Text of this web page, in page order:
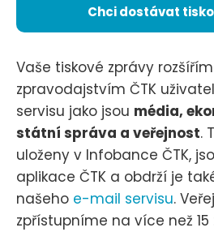
Chci dostávat
Vaše tiskové zprávy
zpravodajstvím ČTK
servisu jako jsou média,
státní správa a veřejnost.
uloženy v Infobance ČTK,
aplikace ČTK a obdrží je
našeho e-mail servisu.
zpřístupníme na více než